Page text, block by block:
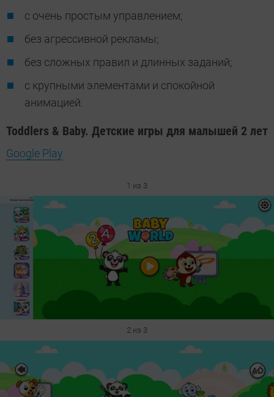
с очень простым управлением;
без агрессивной рекламы;
без сложных правил и длинных заданий;
с крупными элементами и спокойной
анимацией.
Toddlers & Baby. Детские игры для малышей 2 лет
Google Play
1 из 3
2 из 3